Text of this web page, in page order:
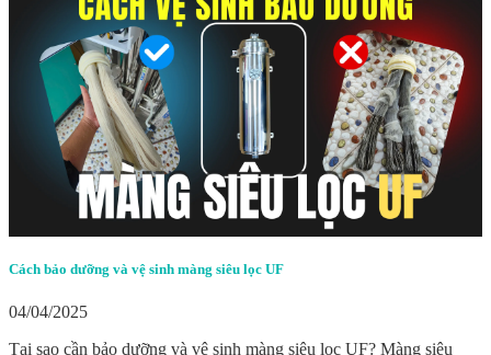
Cách bảo dưỡng và vệ sinh màng siêu lọc UF
04/04/2025
Tại sao cần bảo dưỡng và vệ sinh màng siêu lọc UF? Màng siêu